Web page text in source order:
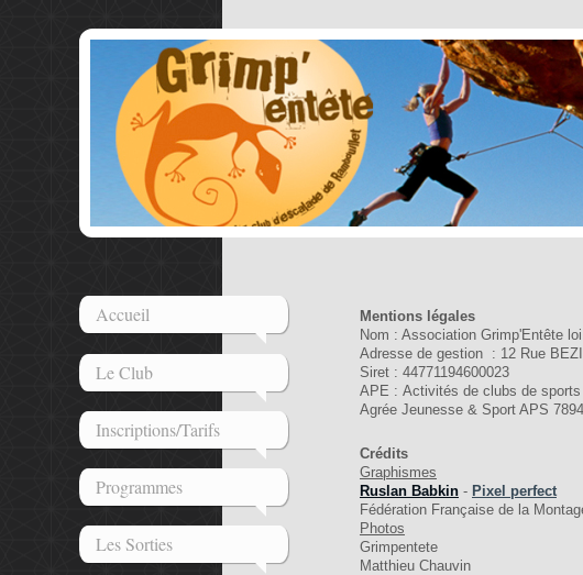
Accueil
Le Club
Inscriptions/Tarifs
Programmes
Les Sorties
Mentions légales
Nom : Association Grimp'Entête
Adresse de gestion : 12 Rue
Siret : 44771194600023
APE : Activités de clubs de sports
Agrée Jeunesse & Sport APS
Crédits
Graphismes
Ruslan Babkin- Pixel perfect
Fédération Française de la
Photos
Grimpentete
Matthieu Chauvin